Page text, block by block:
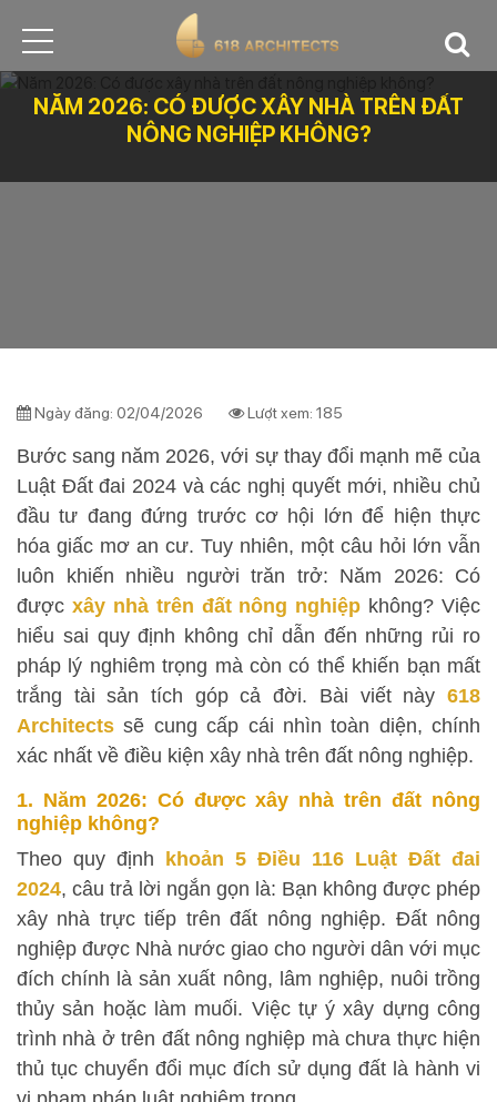
NĂM 2026: CÓ ĐƯỢC XÂY NHÀ TRÊN ĐẤT
NÔNG NGHIỆP KHÔNG?
Ngày đăng: 02/04/2026 Lượt xem: 185
Bước sang năm 2026, với sự thay đổi mạnh mẽ của
Luật Đất đai 2024 và các nghị quyết mới, nhiều chủ
đầu tư đang đứng trước cơ hội lớn để hiện thực
hóa giấc mơ an cư. Tuy nhiên, một câu hỏi lớn vẫn
luôn khiến nhiều người trăn trở: Năm 2026: Có
được xây nhà trên đất nông nghiệp không? Việc
hiểu sai quy định không chỉ dẫn đến những rủi ro
pháp lý nghiêm trọng mà còn có thể khiến bạn mất
trắng tài sản tích góp cả đời. Bài viết này 618
Architects sẽ cung cấp cái nhìn toàn diện, chính
xác nhất về điều kiện xây nhà trên đất nông nghiệp.
1. Năm 2026: Có được xây nhà trên đất nông
nghiệp không?
Theo quy định
khoản 5 Điều 116 Luật Đất đai
2024, câu trả lời ngắn gọn là: Bạn không được phép
xây nhà trực tiếp trên đất nông nghiệp. Đất nông
nghiệp được Nhà nước giao cho người dân với mục
đích chính là sản xuất nông, lâm nghiệp, nuôi trồng
thủy sản hoặc làm muối. Việc tự ý xây dựng công
trình nhà ở trên đất nông nghiệp mà chưa thực hiện
thủ tục chuyển đổi mục đích sử dụng đất là hành vi